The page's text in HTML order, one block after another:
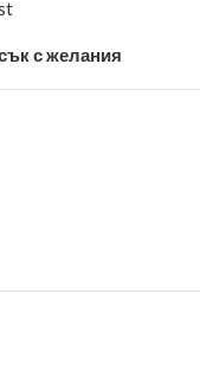
с желания